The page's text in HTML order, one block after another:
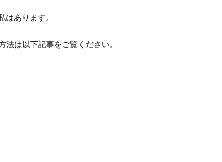
あります。
は以下記事をご覧ください。